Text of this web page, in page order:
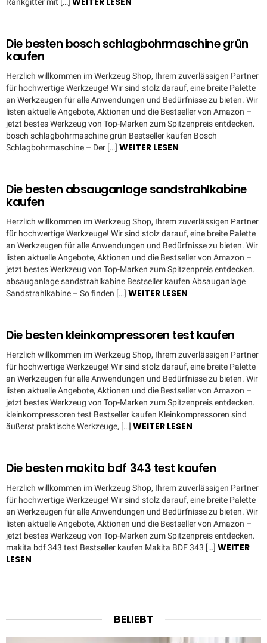
Die besten bosch schlagbohrmaschine grün
kaufen
Herzlich willkommen im Werkzeug Shop, Ihrem zuverlässigen Partner
für hochwertige Werkzeuge! Wir sind stolz darauf, eine breite Palette
an Werkzeugen für alle Anwendungen und Bedürfnisse zu bieten. Wir
listen aktuelle Angebote, Aktionen und die Bestseller von Amazon –
jetzt bestes Werkzeug von Top-Marken zum Spitzenpreis entdecken.
bosch schlagbohrmaschine grün Bestseller kaufen Bosch
Schlagbohrmaschine – Der […] WEITER LESEN
Die besten absauganlage sandstrahlkabine
kaufen
Herzlich willkommen im Werkzeug Shop, Ihrem zuverlässigen Partner
für hochwertige Werkzeuge! Wir sind stolz darauf, eine breite Palette
an Werkzeugen für alle Anwendungen und Bedürfnisse zu bieten. Wir
listen aktuelle Angebote, Aktionen und die Bestseller von Amazon –
jetzt bestes Werkzeug von Top-Marken zum Spitzenpreis entdecken.
absauganlage sandstrahlkabine Bestseller kaufen Absauganlage
Sandstrahlkabine – So finden […] WEITER LESEN
Die besten kleinkompressoren test kaufen
Herzlich willkommen im Werkzeug Shop, Ihrem zuverlässigen Partner
für hochwertige Werkzeuge! Wir sind stolz darauf, eine breite Palette
an Werkzeugen für alle Anwendungen und Bedürfnisse zu bieten. Wir
listen aktuelle Angebote, Aktionen und die Bestseller von Amazon –
jetzt bestes Werkzeug von Top-Marken zum Spitzenpreis entdecken.
kleinkompressoren test Bestseller kaufen Kleinkompressoren sind
äußerst praktische Werkzeuge, […] WEITER LESEN
Die besten makita bdf 343 test kaufen
Herzlich willkommen im Werkzeug Shop, Ihrem zuverlässigen Partner
für hochwertige Werkzeuge! Wir sind stolz darauf, eine breite Palette
an Werkzeugen für alle Anwendungen und Bedürfnisse zu bieten. Wir
listen aktuelle Angebote, Aktionen und die Bestseller von Amazon –
jetzt bestes Werkzeug von Top-Marken zum Spitzenpreis entdecken.
makita bdf 343 test Bestseller kaufen Makita BDF 343 […] WEITER
LESEN
BELIEBT